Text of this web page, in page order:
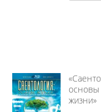
основы
жизни»